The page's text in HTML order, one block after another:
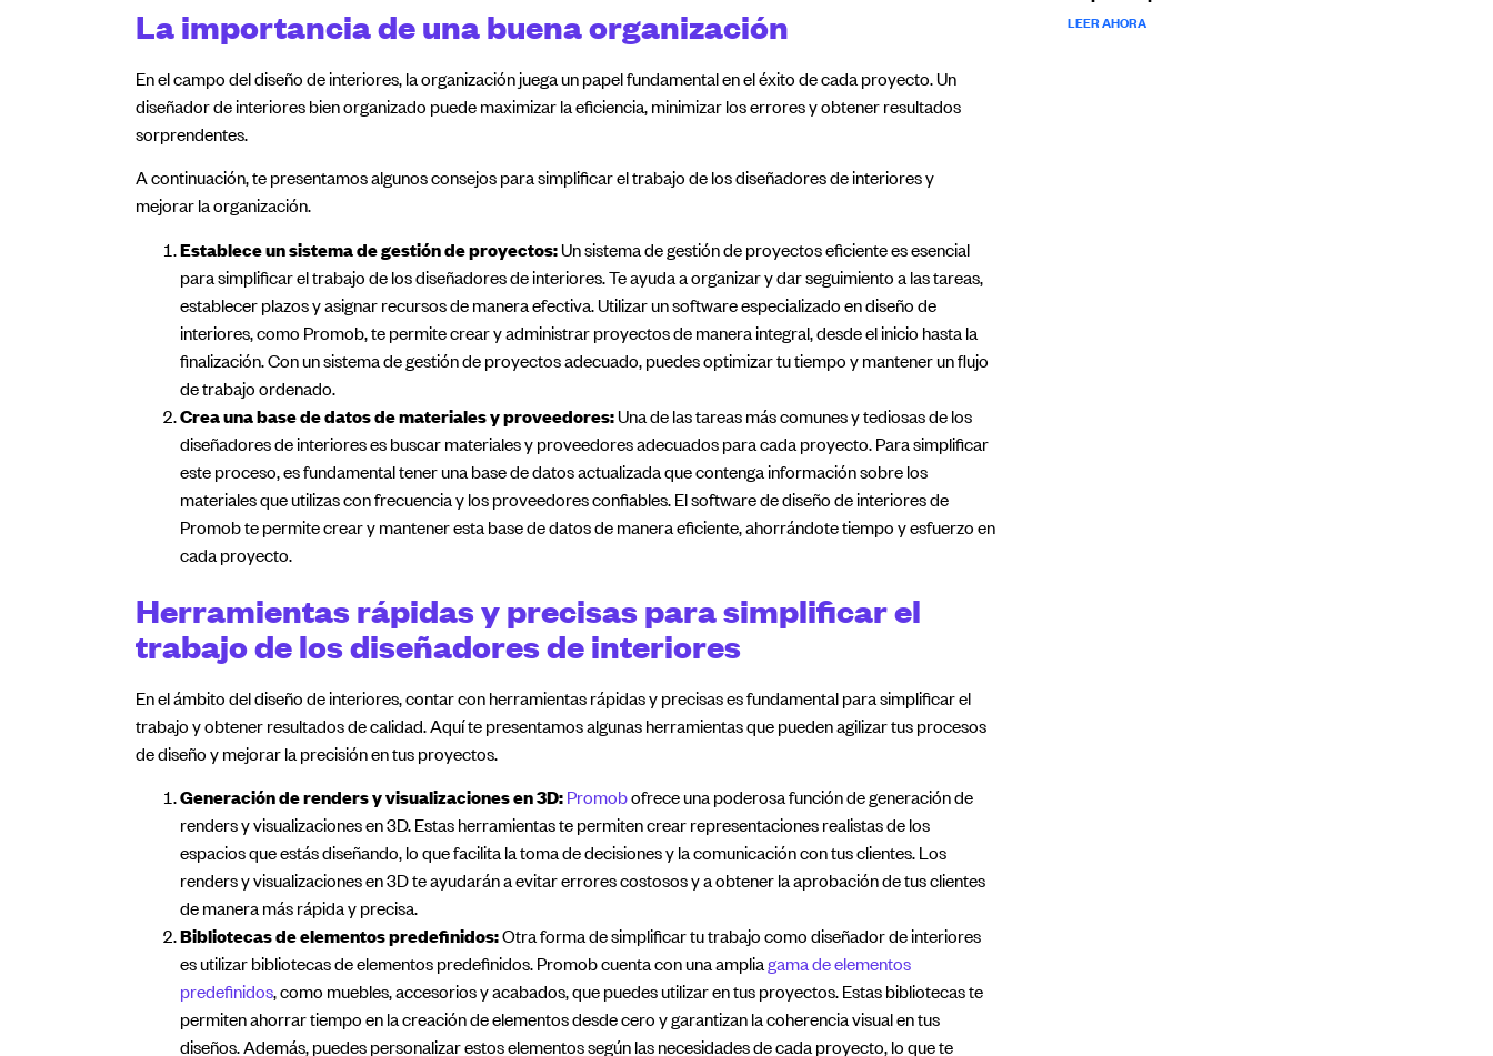
La importancia de una buena organización
En el campo del diseño de interiores, la organización juega un papel fundamental en el éxito de cada proyecto. Un
diseñador de interiores bien organizado puede maximizar la eficiencia, minimizar los errores y obtener resultados
sorprendentes.
A continuación, te presentamos algunos consejos para simplificar el trabajo de los diseñadores de interiores y
mejorar la organización.
Establece un sistema de gestión de proyectos:Un sistema de gestión de proyectos eficiente es esencial
para simplificar el trabajo de los diseñadores de interiores. Te ayuda a organizar y dar seguimiento a las tareas,
establecer plazos y asignar recursos de manera efectiva. Utilizar un software especializado en diseño de
interiores, como Promob, te permite crear y administrar proyectos de manera integral, desde el inicio hasta la
finalización. Con un sistema de gestión de proyectos adecuado, puedes optimizar tu tiempo y mantener un flujo
de trabajo ordenado.
Crea una base de datos de materiales y proveedores:Una de las tareas más comunes y tediosas de los
diseñadores de interiores es buscar materiales y proveedores adecuados para cada proyecto. Para simplificar
este proceso, es fundamental tener una base de datos actualizada que contenga información sobre los
materiales que utilizas con frecuencia y los proveedores confiables. El software de diseño de interiores de
Promob te permite crear y mantener esta base de datos de manera eficiente, ahorrándote tiempo y esfuerzo en
cada proyecto.
Herramientas rápidas y precisas para simplificar el
trabajo de los diseñadores de interiores
En el ámbito del diseño de interiores, contar con herramientas rápidas y precisas es fundamental para simplificar el
trabajo y obtener resultados de calidad. Aquí te presentamos algunas herramientas que pueden agilizar tus procesos
de diseño y mejorar la precisión en tus proyectos.
Generación de renders y visualizaciones en 3D: Promobofrece una poderosa función de generación de
renders y visualizaciones en 3D. Estas herramientas te permiten crear representaciones realistas de los
espacios que estás diseñando, lo que facilita la toma de decisiones y la comunicación con tus clientes. Los
renders y visualizaciones en 3D te ayudarán a evitar errores costosos y a obtener la aprobación de tus clientes
de manera más rápida y precisa.
Bibliotecas de elementos predefinidos:Otra forma de simplificar tu trabajo como diseñador de interiores
es utilizar bibliotecas de elementos predefinidos. Promob cuenta con una ampliagama de elementos
predefinidos, como muebles, accesorios y acabados, que puedes utilizar en tus proyectos. Estas bibliotecas te
permiten ahorrar tiempo en la creación de elementos desde cero y garantizan la coherencia visual en tus
diseños. Además, puedes personalizar estos elementos según las necesidades de cada proyecto, lo que te
LEER AHORA